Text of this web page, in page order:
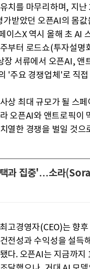
치를 마무리하며, 지난
받았던 오픈AI의 몸값
이스X 역시 올해 초 AI
부터 로드쇼(투자설명
장 서류에서 오픈AI, 앤
'주요 경쟁업체'로 직
상 최대 규모가 될 스페
오픈AI와 앤트로픽이
열한 경쟁을 벌일 것으
과 집중'…소라
고경영자(CEO)는 향후
전성과 수익성을 설득
다. 오픈AI는 지금까지